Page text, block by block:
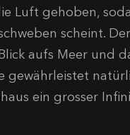
Luft gehoben,
scheint. Der
aufs Meer und
gewährleistet
ein grosser